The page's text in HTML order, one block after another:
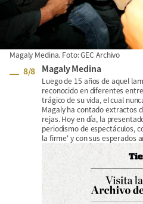
Magaly Medina. Foto: GEC Archivo
8/8 Magaly Medina
Luego de 15 años de aquel
reconocido en diferentes
trágico de su vida, el cual
Magaly ha contado extractos
rejas. Hoy en día, la
periodismo de espectáculos,
la firme' y con sus esperados